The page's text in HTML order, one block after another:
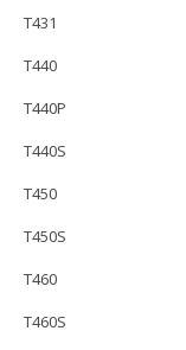
T431
T440
T440P
T440S
T450
T450S
T460
T460S